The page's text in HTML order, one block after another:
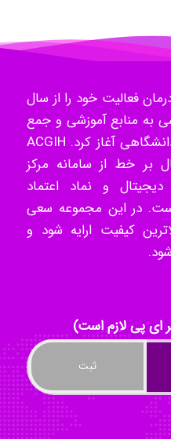
Mohammad
Tavan
akhtar shahsavandi
ayda habibnejad
Nazaninkarkon
فعالیت خود را از سال
به منابع آموزشی و جمع
آوری کلیه مقالات و جزوات دانشگاهی آغاز کرد. ACGIH
بر خط از سامانه مرکز
و نماد اعتماد
است. در این مجموعه سعی
کیفیت ارایه شود و
ای پی لازم است)